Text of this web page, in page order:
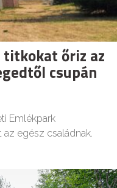
titkokat őriz az
csupán
Emlékpark
egész családnak.